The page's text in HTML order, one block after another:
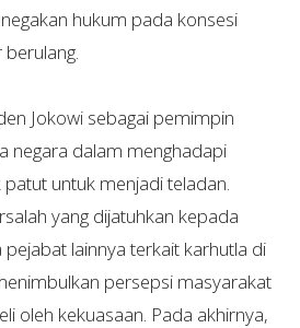
hukum pada konsesi
Jokowi sebagai pemimpin
negara dalam menghadapi
untuk menjadi teladan.
yang dijatuhkan kepada
lainnya terkait karhutla di
persepsi masyarakat
oleh kekuasaan. Pada akhirnya,